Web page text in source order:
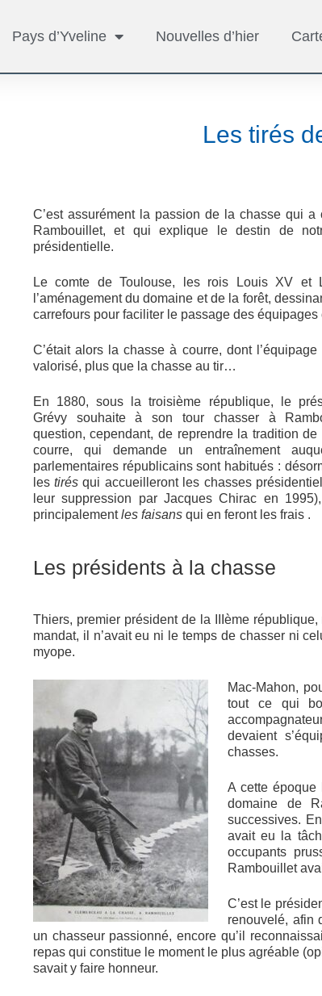
Pays d’Yveline Nouvelles d’hier
Les tirés
C’est assurément la passion de la chasse qui
Rambouillet, et qui explique le destin de
présidentielle.
Le comte de Toulouse, les rois Louis XV et
l’aménagement du domaine et de la forêt,
carrefours pour faciliter le passage des équipages
C’était alors la chasse à courre, dont
valorisé, plus que la chasse au tir…
En 1880, sous la troisième république, le
Grévy souhaite à son tour chasser à
question, cependant, de reprendre la tradition
courre, qui demande un entraînement
parlementaires républicains sont habitués :
lestirés qui accueilleront les chasses
leur suppression par Jacques Chirac en
principalementles faisans qui en feront les frais .
Les présidents à la chasse
Thiers, premier président de la IIIème
mandat, il n’avait eu ni le temps de chasser ni
myope.
Mac-Mahon,
tout ce qui
devaient
chasses.
A cette époque
domaine de
successives.
avait eu la
occupants
Rambouillet
C’est le
renouvelé, afin
un chasseur passionné, encore qu’il
repas qui constitue le moment le plus agréable
savait y faire honneur.